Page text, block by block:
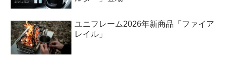
ユニフレーム2026年新商品「ファイア
レイル」